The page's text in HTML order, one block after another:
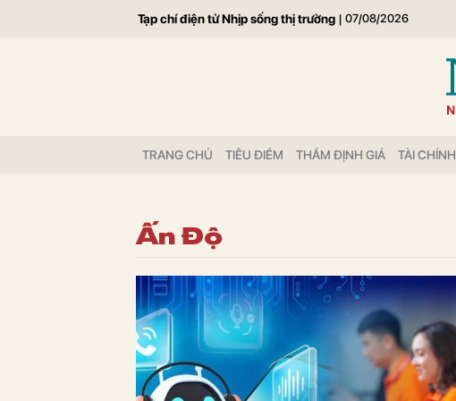
Tạp chí điện tử Nhịp sống thị trường | 07/08/2026
TRANG CHỦ TIÊU ĐIỂM THẨM ĐỊNH GIÁ TÀI CHÍNH
Ấn Độ